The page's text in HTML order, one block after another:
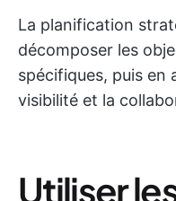
La planification
décomposer les
spécifiques, puis en
visibilité et la
Utiliser